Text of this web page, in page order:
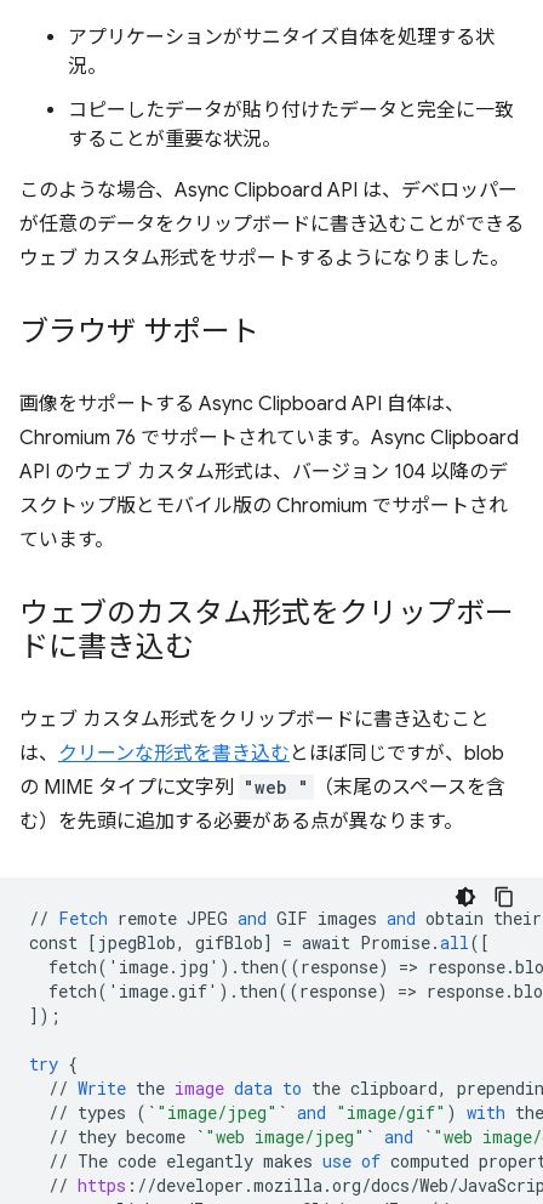
アプリケーションがサニタイズ自体を処理する状
況。
コピーしたデータが貼り付けたデータと完全に一致
することが重要な状況。
このような場合、Async Clipboard API は、デベロッパー
が任意のデータをクリップボードに書き込むことができる
ウェブ カスタム形式をサポートするようになりました。
ブラウザ サポート
画像をサポートする Async Clipboard API 自体は、
Chromium 76 でサポートされています。Async Clipboard
API のウェブ カスタム形式は、バージョン 104 以降のデ
スクトップ版とモバイル版の Chromium でサポートされ
ています。
ウェブのカスタム形式をクリップボー
ドに書き込む
ウェブ カスタム形式をクリップボードに書き込むこと
は、 クリーンな形式を書き込む とほぼ同じですが、blob
の MIME タイプに文字列 "web "
（末尾のスペースを含
む）を先頭に追加する必要がある点が異なります。
// Fetch remote JPEG and GIF images and obtain their
const [ jpegBlob, gifBlob] = await Promise.all( [
fetch('image.jpg').then((response) =>
fetch('image.gif').then((response) =>
] );
try {
// Write the image data to the clipboard,
// types ( ` "image/jpeg" ` and "image/gif" ) with the
// they become ` "web image/jpeg" ` and ` "web
// The code elegantly makes use of computed
// https : //developer .mozilla.org/docs/Web/